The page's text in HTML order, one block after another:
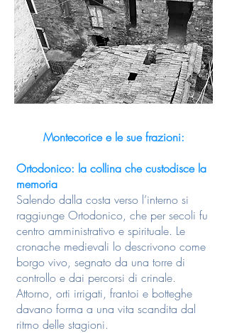
Montecorice e le sue frazioni:
Ortodonico: la collina che custodisce la
memoria
Salendo dalla costa verso l’interno si
raggiunge Ortodonico, che per secoli fu
centro amministrativo e spirituale. Le
cronache medievali lo descrivono come
borgo vivo, segnato da una torre di
controllo e dai percorsi di crinale.
Attorno, orti irrigati, frantoi e botteghe
davano forma a una vita scandita dal
ritmo delle stagioni.